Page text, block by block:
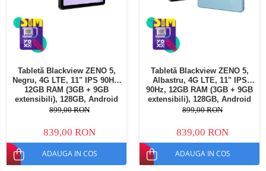
Tabletă Blackview ZENO 5,
Negru, 4G LTE, 11" IPS 90Hz,
12GB RAM (3GB + 9GB
extensibili), 128GB, Android
16, Unisoc T7250, 8300mAh,
SIM
899,00 RON
839,00 RON
ADAUGA IN COS
Tabletă Blackview ZENO 5,
Albastru, 4G LTE, 11" IPS
90Hz, 12GB RAM (3GB + 9GB
extensibili), 128GB, Android
16, Unisoc T7250, 8300mAh,
SIM
899,00 RON
839,00 RON
ADAUGA IN COS